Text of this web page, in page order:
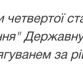
четвертої
Державну
за